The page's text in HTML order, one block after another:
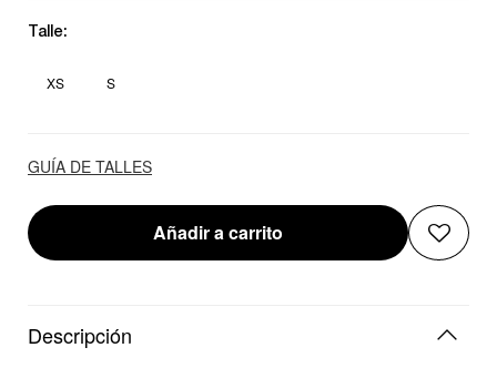
Talle:
XS S
GUÍA DE TALLES
Añadir a carrito
Descripción